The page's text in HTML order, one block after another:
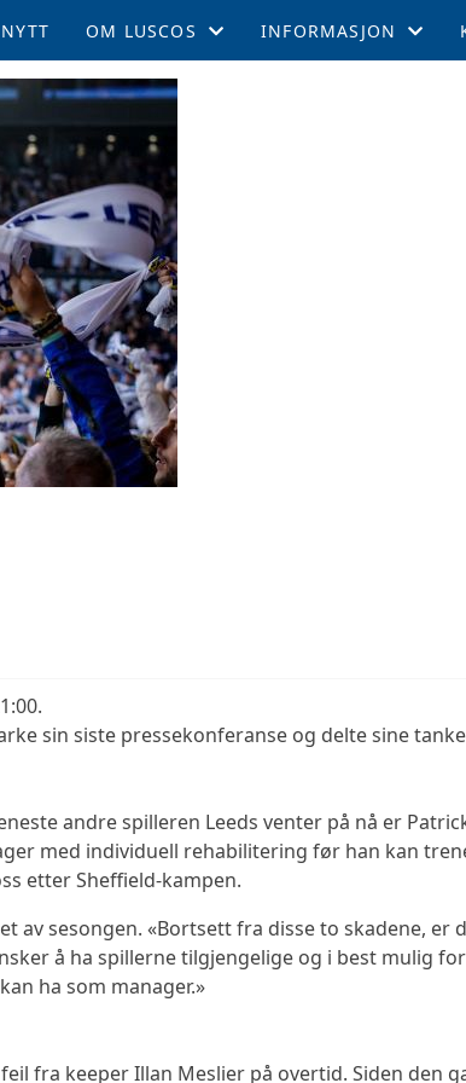
OM LUSCOS
ÅRSMØTE OG VEDTEKTER
LUSCOS HISTORIEN
FELLESTURER OG ARRANGEMENTER
MEDLEMSBLAD (TPN)
MEDLEMSFORDELER
TALENTSTIPEND
GLADE FOND
INFORMASJON
sin siste pressekonferanse og delte sine
andre spilleren Leeds venter på nå er
med individuell rehabilitering før han kan
etter Sheffield-kampen.
sesongen. «Bortsett fra disse to skadene, er
å ha spillerne tilgjengelige og i best mulig
ha som manager.»
fra keeper Illan Meslier på overtid. Siden den